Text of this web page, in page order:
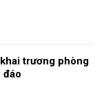
trương phòng
đáo